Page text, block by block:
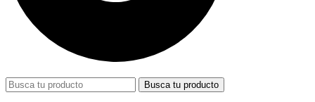
Busca tu producto